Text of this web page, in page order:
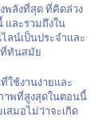
พลังที่สุด ที่คิดล่วง
ละรวมถึงใน
ลน์เป็นประจำและ
ที่ทันสมัย
ใช้งานง่ายและ
พที่สูงสุดในตอนนี้
สมอไม่ว่าจะเกิด